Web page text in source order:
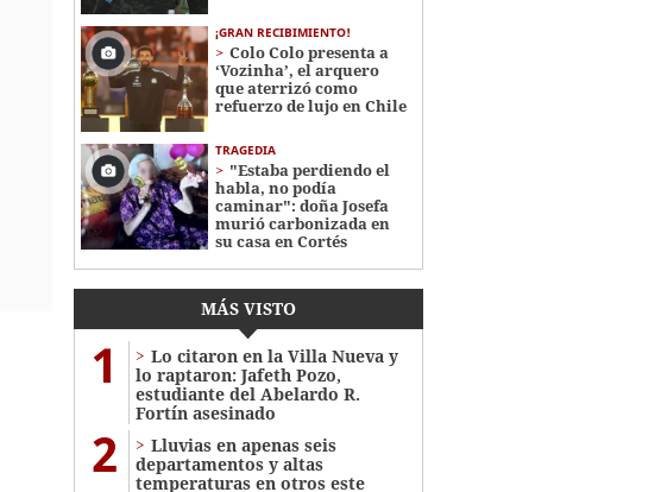
¡GRAN RECIBIMIENTO!
Colo Colo presenta a
‘Vozinha’, el arquero
que aterrizó como
refuerzo de lujo en Chile
TRAGEDIA
"Estaba perdiendo el
habla, no podía
caminar": doña Josefa
murió carbonizada en
su casa en Cortés
MÁS VISTO
1
Lo citaron en la Villa Nueva y
lo raptaron: Jafeth Pozo,
estudiante del Abelardo R.
Fortín asesinado
2
Lluvias en apenas seis
departamentos y altas
temperaturas en otros este